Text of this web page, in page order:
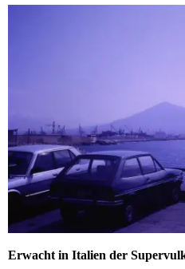
Erwacht in Italien der